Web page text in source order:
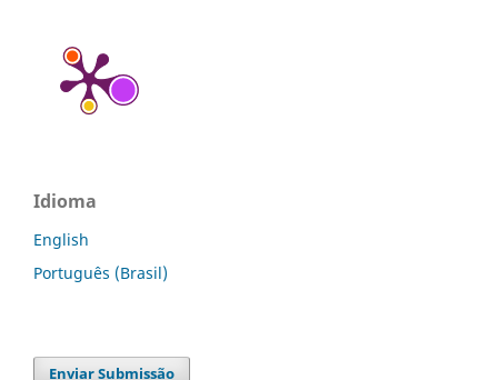
Idioma
English
Português (Brasil)
Enviar Submissão